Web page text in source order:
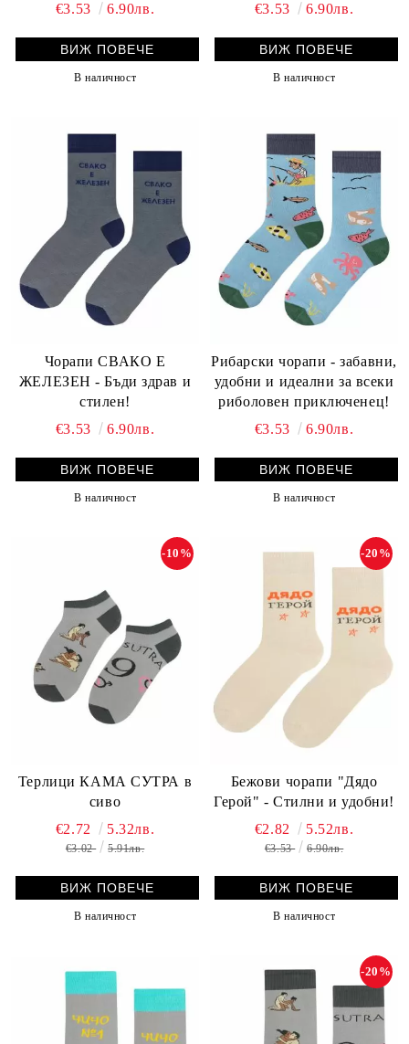
€3.53 6.90лв.
ВИЖ ПОВЕЧЕ
В наличност
€3.53 6.90лв.
ВИЖ ПОВЕЧЕ
В наличност
Чорапи СВАКО Е
ЖЕЛЕЗЕН - Бъди здрав и
стилен!
€3.53
6.90лв.
ВИЖ ПОВЕЧЕ
В наличност
Рибарски чорапи - забавни,
удобни и идеални за всеки
риболовен приключенец!
€3.53
6.90лв.
ВИЖ ПОВЕЧЕ
В наличност
Терлици КАМА СУТРА в
сиво
-10%
€2.72 5.32лв.
€3.02 5.91лв.
ВИЖ ПОВЕЧЕ
В наличност
Бежови чорапи "Дядо
Герой" - Стилни и удобни!
-20%
€2.82 5.52лв.
€3.53 6.90лв.
ВИЖ ПОВЕЧЕ
В наличност
-20%